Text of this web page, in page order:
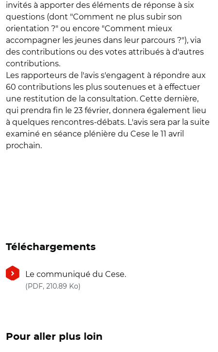
invités à apporter des éléments de réponse à six
questions (dont "Comment ne plus subir son
orientation ?" ou encore "Comment mieux
accompagner les jeunes dans leur parcours ?"), via
des contributions ou des votes attribués à d'autres
contributions.
Les rapporteurs de l'avis s'engagent à répondre aux
60 contributions les plus soutenues et à effectuer
une restitution de la consultation. Cette dernière,
qui prendra fin le 23 février, donnera également lieu
à quelques rencontres-débats. L'avis sera par la suite
examiné en séance plénière du Cese le 11 avril
prochain.
Téléchargements
Le communiqué du Cese.
(PDF, 210.89 Ko)
Pour aller plus loin